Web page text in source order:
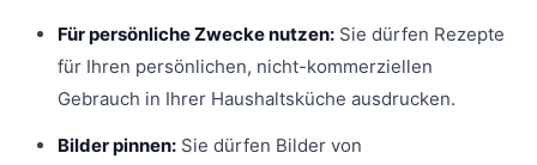
Für persönliche Zwecke nutzen: Sie dürfen Rezepte
für Ihren persönlichen, nicht-kommerziellen
Gebrauch in Ihrer Haushaltsküche ausdrucken.
Bilder pinnen: Sie dürfen Bilder von